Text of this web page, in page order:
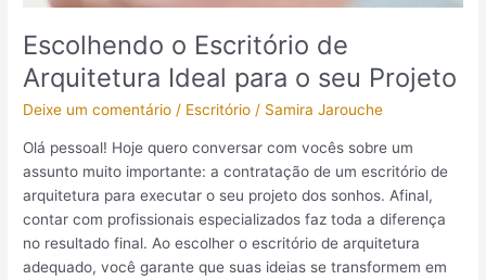
Escolhendo o Escritório de
Arquitetura Ideal para o seu Projeto
Deixe um comentário / Escritório / Samira Jarouche
Olá pessoal! Hoje quero conversar com vocês sobre um
assunto muito importante: a contratação de um escritório de
arquitetura para executar o seu projeto dos sonhos. Afinal,
contar com profissionais especializados faz toda a diferença
no resultado final. Ao escolher o escritório de arquitetura
adequado, você garante que suas ideias se transformem em